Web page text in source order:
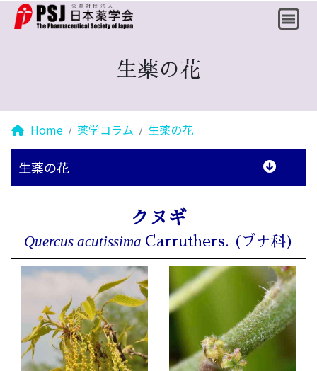
生薬の花
Home 薬学コラム 生薬の花
生薬の花
クヌギ
Quercus acutissima Carruthers. (ブナ科)